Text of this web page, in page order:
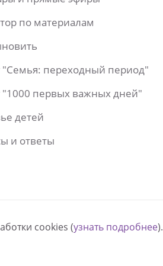
по материалам
"Семья: переходный период"
"1000 первых важных дней"
детей
и ответы
cookies (узнать подробнее).